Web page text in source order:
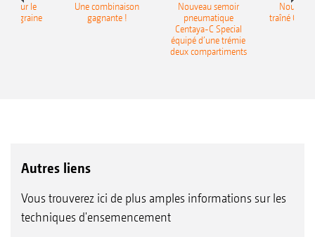
pour le
Une combinaison
gagnante !
Nouveau semoir
pneumatique
Centaya-C Special
équipé d’une trémie
deux compartiments
traîné
Autres liens
Vous trouverez ici de plus amples informations sur les
techniques d'ensemencement